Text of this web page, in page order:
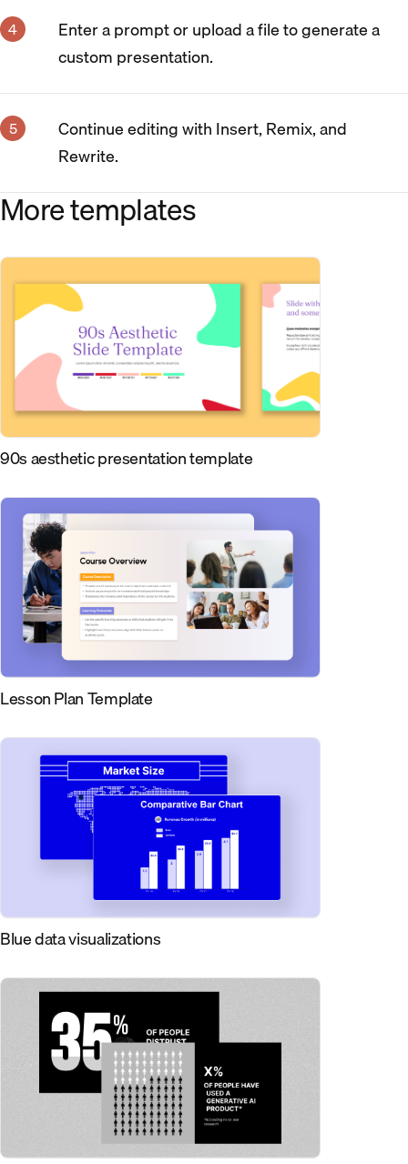
Enter a prompt or upload a file to generate a
custom presentation.
Continue editing with Insert, Remix, and
Rewrite.
More templates
90s aesthetic presentation template
Lesson Plan Template
Blue data visualizations